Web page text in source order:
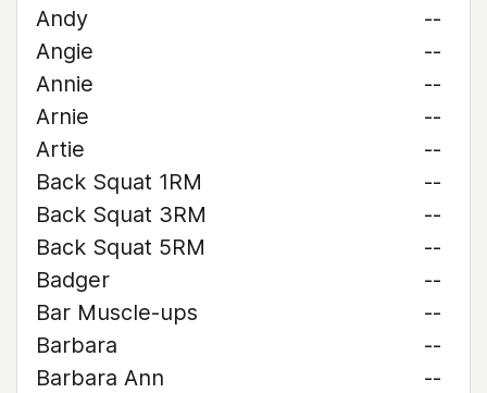
Andy
--
Angie
--
Annie
--
Arnie
--
Artie
--
Back Squat 1RM
--
Back Squat 3RM
--
Back Squat 5RM
--
Badger
--
Bar Muscle-ups
--
Barbara
--
Barbara Ann
--